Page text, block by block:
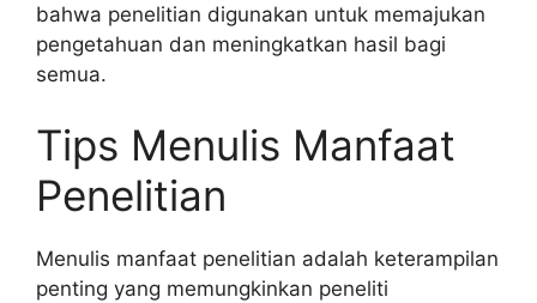
bahwa penelitian digunakan untuk memajukan
pengetahuan dan meningkatkan hasil bagi
semua.
Tips Menulis Manfaat
Penelitian
Menulis manfaat penelitian adalah keterampilan
penting yang memungkinkan peneliti